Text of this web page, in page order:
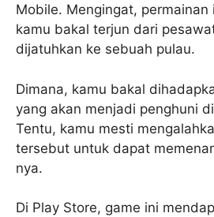
Mobile. Mengingat,
kamu bakal terjun dari
dijatuhkan ke sebuah pulau.
Dimana, kamu bakal
yang akan menjadi penghuni
Tentu, kamu mesti
tersebut untuk dapat
nya.
Di Play Store, game ini